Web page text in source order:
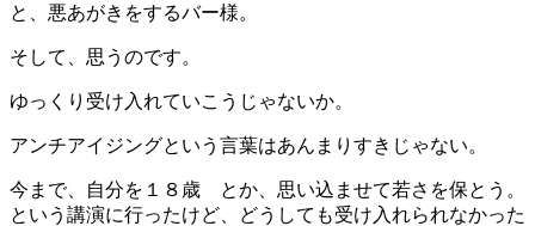
と、悪あがきをするバー様。
そして、思うのです。
ゆっくり受け入れていこうじゃないか。
アンチアイジングという言葉はあんまりすきじゃない。
今まで、自分を１８歳 とか、思い込ませて若さを保とう。
という講演に行ったけど、どうしても受け入れられなかった